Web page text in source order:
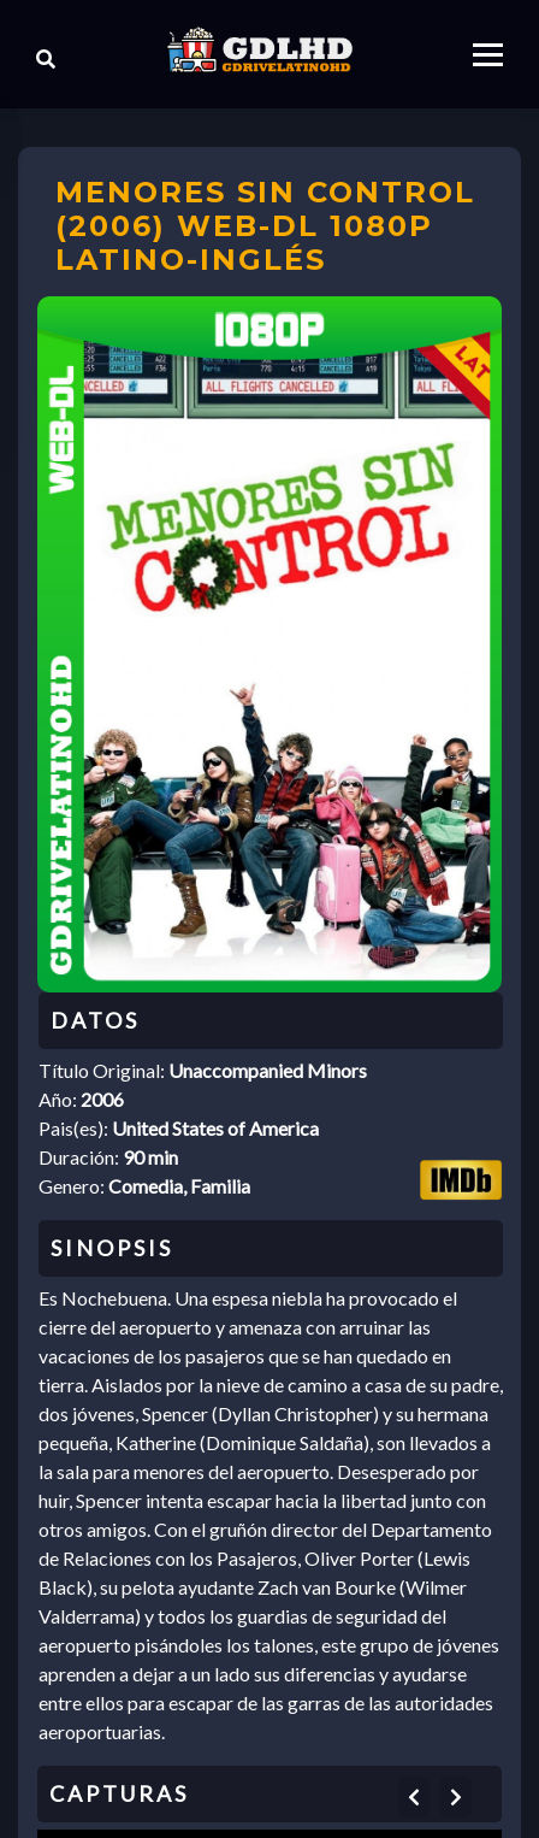
MENORES SIN CONTROL
(2006) WEB-DL 1080P
LATINO-INGLÉS
Título Original: Unaccompanied Minors
Año: 2006
Pais(es): United States of America
Duración: 90 min
Genero: Comedia, Familia
Es Nochebuena. Una espesa niebla ha provocado el
cierre del aeropuerto y amenaza con arruinar las
vacaciones de los pasajeros que se han quedado en
tierra. Aislados por la nieve de camino a casa de su padre,
dos jóvenes, Spencer (Dyllan Christopher) y su hermana
pequeña, Katherine (Dominique Saldaña), son llevados a
la sala para menores del aeropuerto. Desesperado por
huir, Spencer intenta escapar hacia la libertad junto con
otros amigos. Con el gruñón director del Departamento
de Relaciones con los Pasajeros, Oliver Porter (Lewis
Black), su pelota ayudante Zach van Bourke (Wilmer
Valderrama) y todos los guardias de seguridad del
aeropuerto pisándoles los talones, este grupo de jóvenes
aprenden a dejar a un lado sus diferencias y ayudarse
entre ellos para escapar de las garras de las autoridades
aeroportuarias.
Previous